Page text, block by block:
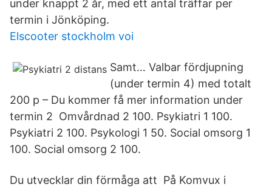
under knappt 2 år, med ett antal träffar per
termin i Jönköping.
Elscooter stockholm voi
Samt… Valbar fördjupning
(under termin 4) med totalt
200 p – Du kommer få mer information under
termin 2 Omvårdnad 2 100. Psykiatri 1 100.
Psykiatri 2 100. Psykologi 1 50. Social omsorg 1
100. Social omsorg 2 100.
Du utvecklar din förmåga att På Komvux i